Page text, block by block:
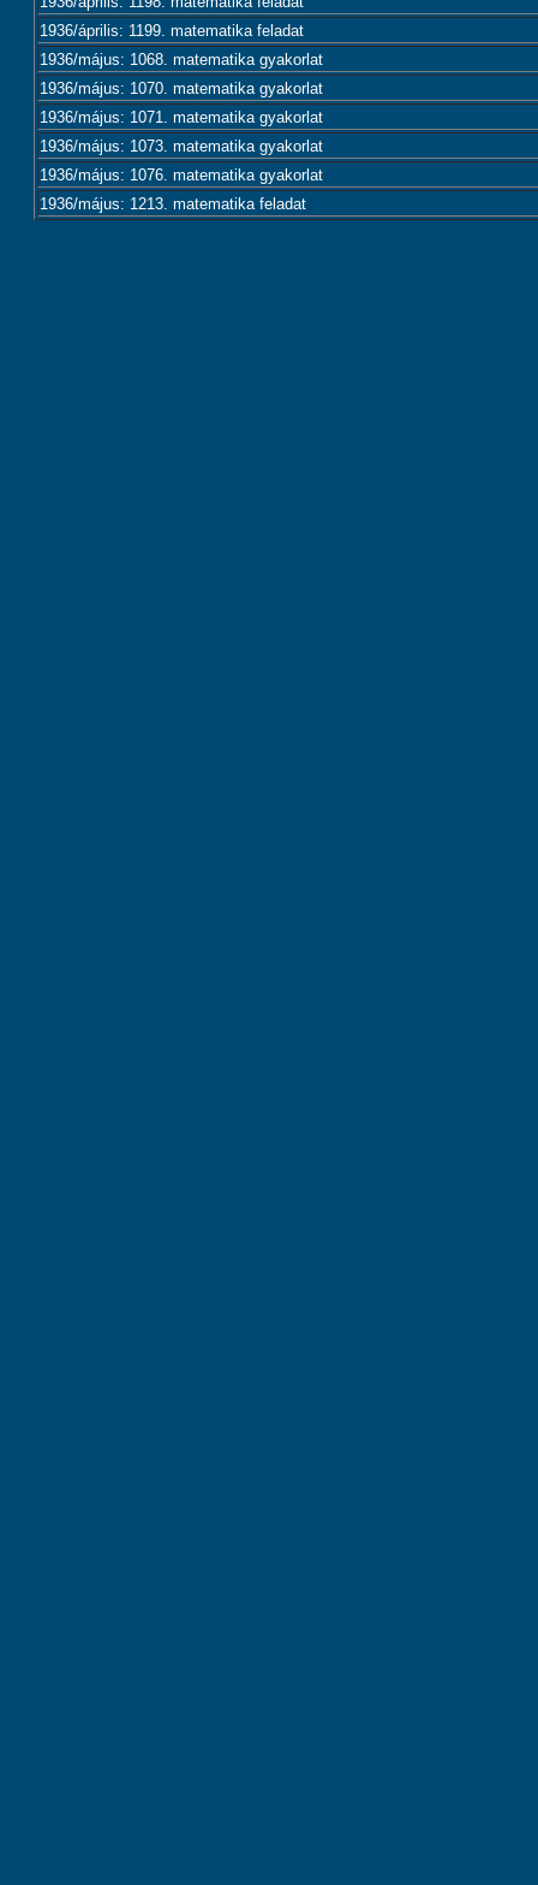
1936/április: 1199. matematika feladat
1936/május: 1068. matematika gyakorlat
1936/május: 1070. matematika gyakorlat
1936/május: 1071. matematika gyakorlat
1936/május: 1073. matematika gyakorlat
1936/május: 1076. matematika gyakorlat
1936/május: 1213. matematika feladat